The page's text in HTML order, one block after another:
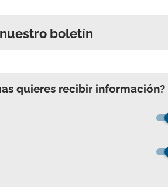
boletín
quieres recibir información?